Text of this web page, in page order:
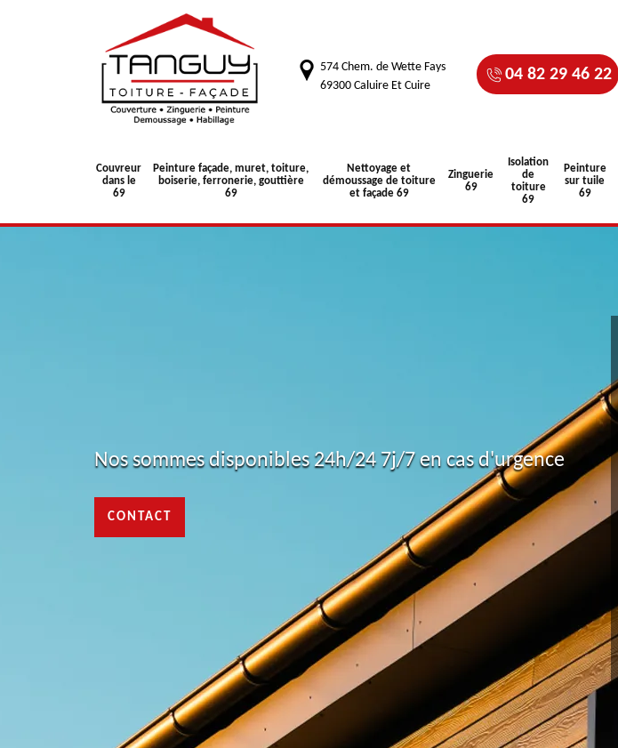
574 Chem. de Wette Fays
69300 Caluire Et Cuire
04 82 29 46 22
Couvreur
dans le
69
Peinture façade, muret, toiture,
boiserie, ferronerie, gouttière
69
Nettoyage et
démoussage de toiture
et façade 69
Zinguerie
69
Isolation
de
toiture
69
Peinture
sur tuile
69
Nos sommes disponibles 24h/24 7j/7 en cas d'urgence
CONTACT